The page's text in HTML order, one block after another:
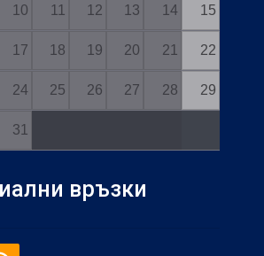
10 11 12 13 14 15
17 18 19 20 21 22
24 25 26 27 28 29
31
връзки